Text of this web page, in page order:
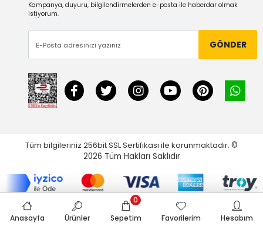
Kampanya, duyuru, bilgilendirmelerden e-posta ile haberdar olmak
istiyorum.
GÖNDER
Tüm bilgileriniz 256bit SSL Sertifikası ile korunmaktadır. ©
2026 Tüm Hakları Saklıdır
Anasayfa Ürünler Sepetim
0
Favorilerim
Hesabım